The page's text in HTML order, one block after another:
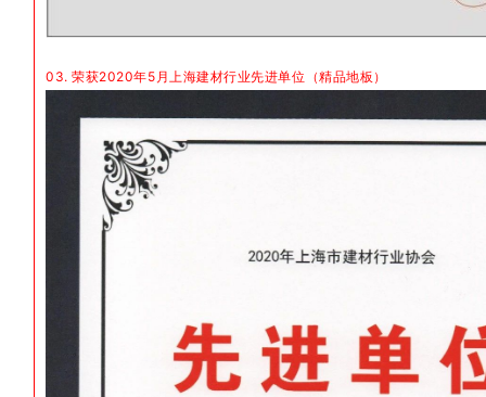
03. 荣获2020年5月上海建材行业先进单位（精品地板）